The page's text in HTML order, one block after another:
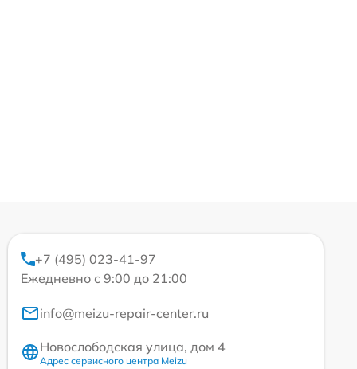
+7 (495) 023-41-97
Ежедневно с 9:00 до 21:00
info@meizu-repair-center.ru
Новослободская улица, дом 4
Адрес сервисного центра Meizu